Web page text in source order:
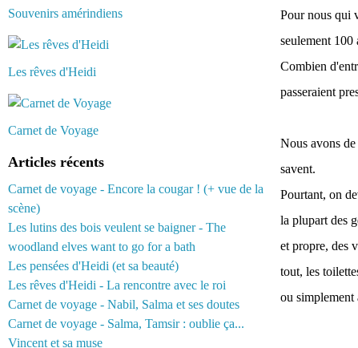
Souvenirs amérindiens
Les rêves d'Heidi
Carnet de Voyage
Articles récents
Carnet de voyage - Encore la cougar ! (+ vue de la
scène)
Les lutins des bois veulent se baigner - The
woodland elves want to go for a bath
Les pensées d'Heidi (et sa beauté)
Les rêves d'Heidi - La rencontre avec le roi
Carnet de voyage - Nabil, Salma et ses doutes
Carnet de voyage - Salma, Tamsir : oublie ça...
Vincent et sa muse
Pour nous qui
seulement 100
Combien
passeraient
Nous avons
savent.
Pourtant, on
la plupart des
et propre, des
tout, les
ou simplement